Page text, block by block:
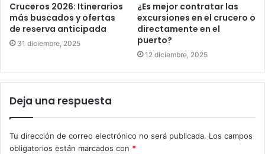
Cruceros 2026: Itinerarios
más buscados y ofertas
de reserva anticipada
31 diciembre, 2025
¿Es mejor contratar las
excursiones en el crucero o
directamente en el
puerto?
12 diciembre, 2025
Deja una respuesta
Tu dirección de correo electrónico no será publicada. Los campos
obligatorios están marcados con *